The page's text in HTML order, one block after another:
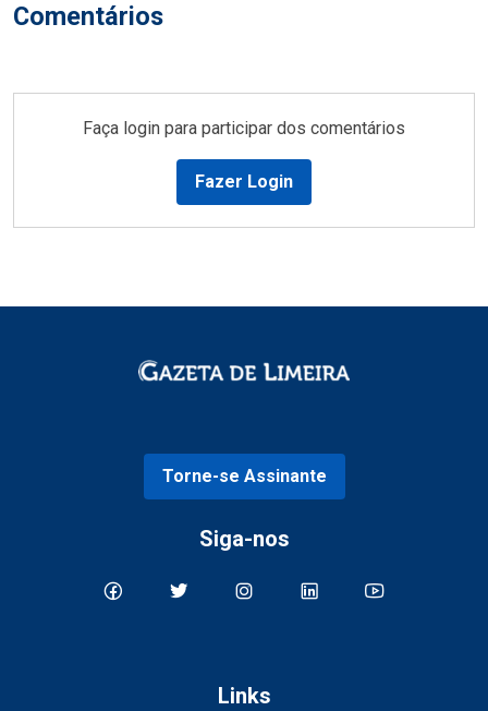
Comentários
Faça login para participar dos comentários
Fazer Login
Torne-se Assinante
Siga-nos
Links